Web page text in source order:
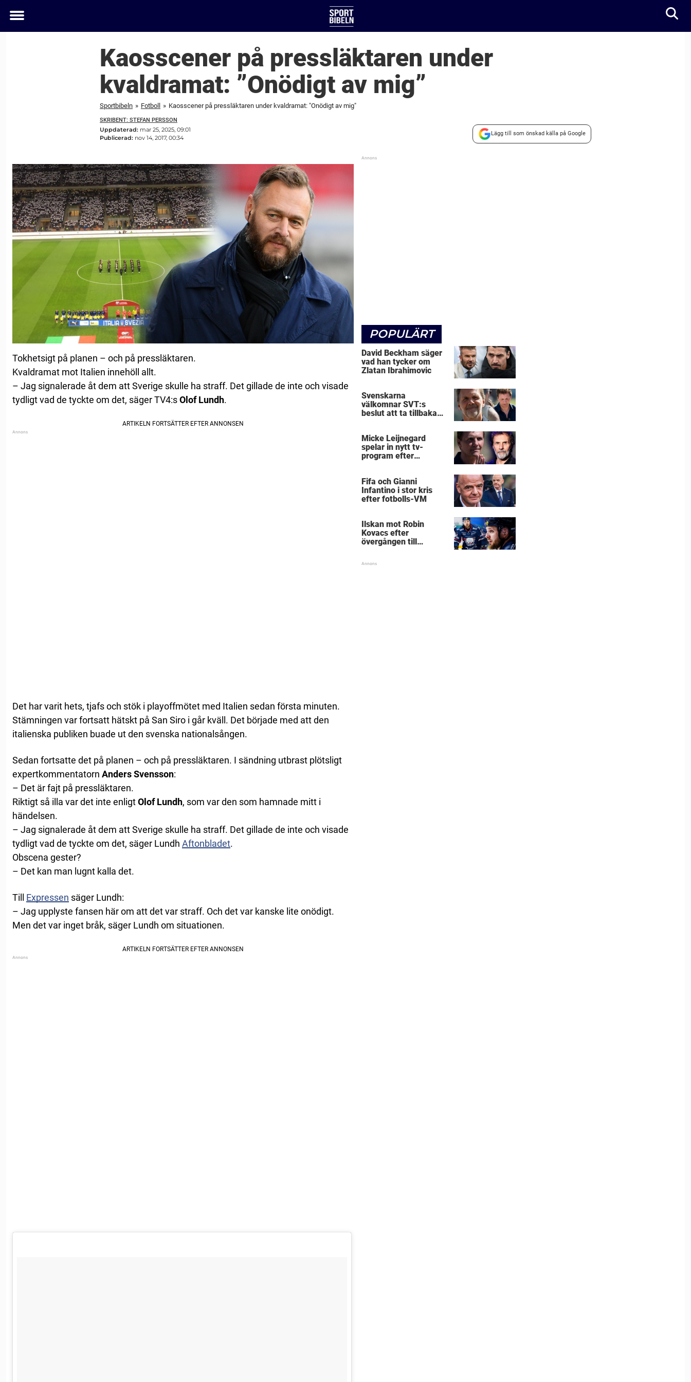
Toggle
Kaosscener på pressläktaren under
kvaldramat: ”Onödigt av mig”
Sportbibeln » Fotboll » Kaosscener på pressläktaren under kvaldramat: "Onödigt av mig"
SKRIBENT: STEFAN PERSSON
Uppdaterad: mar 25, 2025, 09:01
Publicerad: nov 14, 2017, 00:34
Lägg till som önskad källa på Google
Tokhetsigt på planen – och på pressläktaren.
Kvaldramat mot Italien innehöll allt.
– Jag signalerade åt dem att Sverige skulle ha straff. Det gillade de inte och visade
tydligt vad de tyckte om det, säger TV4:sOlof Lundh.
Det har varit hets, tjafs och stök i playoffmötet med Italien sedan första minuten.
Stämningen var fortsatt hätskt på San Siro i går kväll. Det började med att den
italienska publiken buade ut den svenska nationalsången.
Sedan fortsatte det på planen – och på pressläktaren. I sändning utbrast plötsligt
expertkommentatorn Anders Svensson:
– Det är fajt på pressläktaren.
Riktigt så illa var det inte enligtOlof Lundh, som var den som hamnade mitt i
händelsen.
– Jag signalerade åt dem att Sverige skulle ha straff. Det gillade de inte och visade
tydligt vad de tyckte om det, säger Lundh Aftonbladet.
Obscena gester?
– Det kan man lugnt kalla det.
Till Expressen säger Lundh:
– Jag upplyste fansen här om att det var straff. Och det var kanske lite onödigt.
Men det var inget bråk, säger Lundh om situationen.
POPULÄRT
David Beckham säger
vad han tycker om
Zlatan Ibrahimovic
Svenskarna
välkomnar SVT:s
beslut att ta tillbaka
Micke Leijnegard
spelar in nytt tv-
program efter
Fifa och Gianni
Infantino i stor kris
efter fotbolls-VM
Ilskan mot Robin
Kovacs efter
övergången till